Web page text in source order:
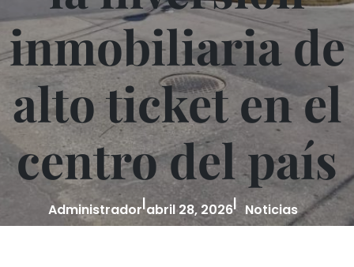
inmobiliaria de
alto ticket en el
centro del país
Administrador|abril 28, 2026| Noticias